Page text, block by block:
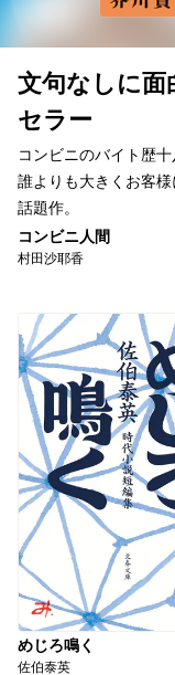
文句なしに
セラー
コンビニのバイト歴
誰よりも大きくお客
話題作。
コンビニ人間
村田沙耶香
めじろ鳴く
佐伯泰英